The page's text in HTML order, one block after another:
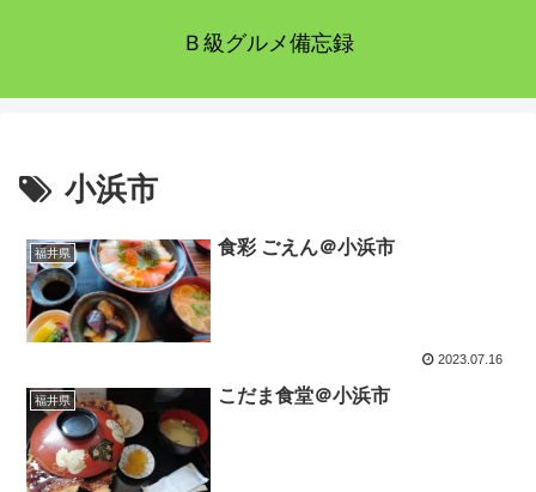
Ｂ級グルメ備忘録
小浜市
福井県 食彩 ごえん＠小浜市
2023.07.16
福井県 こだま食堂＠小浜市